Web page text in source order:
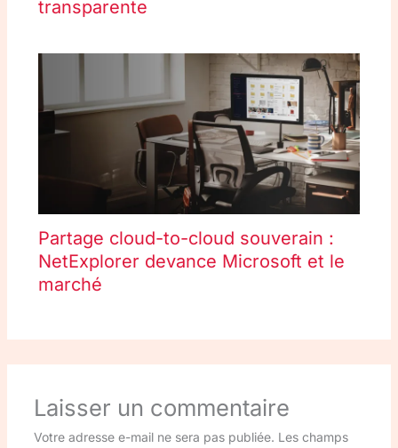
transparente
Partage cloud-to-cloud souverain :
NetExplorer devance Microsoft et le
marché
Laisser un commentaire
Votre adresse e-mail ne sera pas publiée. Les champs